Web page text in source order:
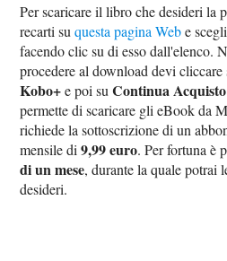
Per scaricare il libro che desideri la
recarti suquesta pagina Webe
facendo clic su di esso dall'elenco.
procedere al download devi cliccare
Kobo+e poi suContinua Acquisto
permette di scaricare gli eBook da
richiede la sottoscrizione di un
mensile di9,99 euro. Per fortuna è
di un mese, durante la quale potrai
desideri.